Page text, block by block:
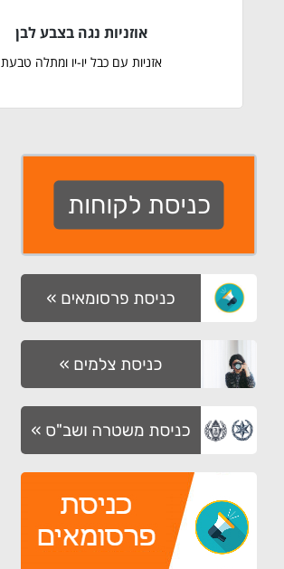
אוזניות נגה בצבע לבן
אזניות עם כבל יו-יו ומתלה טבעת